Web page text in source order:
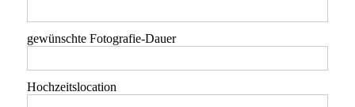
gewünschte Fotografie-Dauer
Hochzeitslocation